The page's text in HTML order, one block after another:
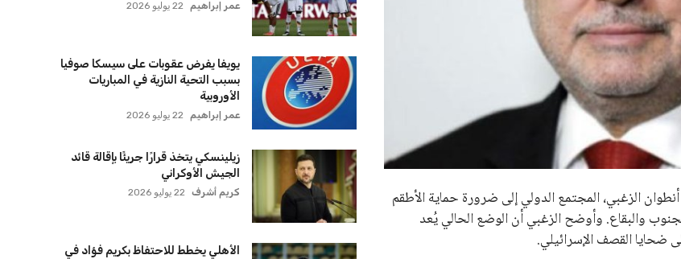
الزغبي، المجتمع الدولي إلى ضرورة حماية الأطقم
والبقاع. وأوضح الزغبي أن الوضع الحالي يُعد
ضحايا القصف الإسرائيلي.
عمر إبراهيم 22 يوليو 2026
يويفا يفرض عقوبات على سيسكا صوفيا
بسبب التحية النازية في المباريات
الأوروبية
عمر إبراهيم 22 يوليو 2026
زيلينسكي يتخذ قرارًا جريئًا بإقالة قائد
الجيش الأوكراني
كريم أشرف 22 يوليو 2026
الأهلي يخطط للاحتفاظ بكريم فؤاد في